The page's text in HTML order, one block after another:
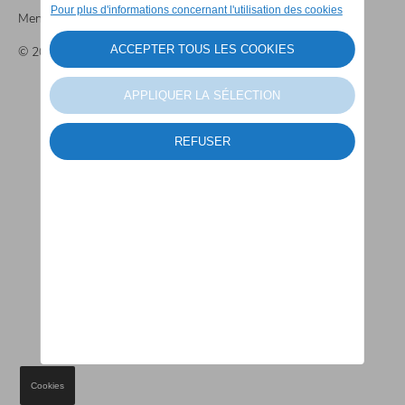
© 2026 Percy Motors
Mentions légales
Cookies